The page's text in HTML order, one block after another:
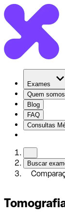
Exames
Quem somos
Blog
FAQ
Consultas
Buscar